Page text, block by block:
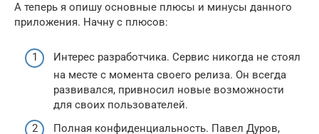
А теперь я опишу основные плюсы и минусы данного
приложения. Начну с плюсов:
Интерес разработчика. Сервис никогда не стоял
на месте с момента своего релиза. Он всегда
развивался, привносил новые возможности
для своих пользователей.
Полная конфиденциальность. Павел Дуров,